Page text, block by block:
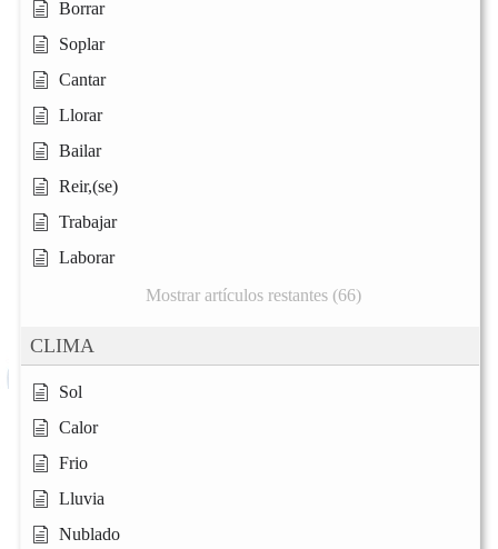
Borrar
Soplar
Cantar
Llorar
Bailar
Reir,(se)
Trabajar
Laborar
Mostrar artículos restantes (66)
CLIMA
Sol
Calor
Frio
Lluvia
Nublado